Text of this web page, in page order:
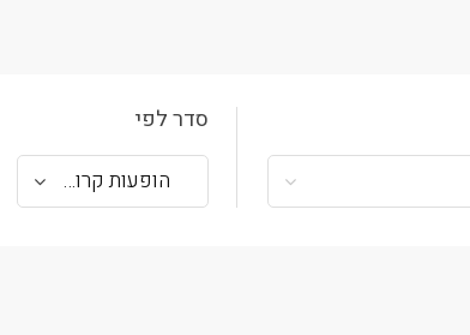
סדר לפי
הופעות קרובות